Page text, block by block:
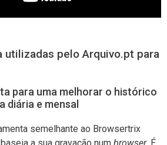
utilizadas pelo Arquivo.pt para
para uma melhorar o histórico
diária e mensal
semelhante ao Browsertrix